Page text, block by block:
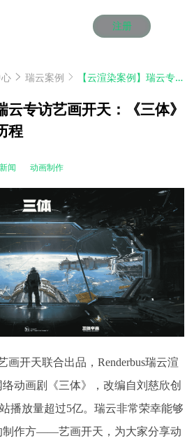
注册
瑞云案例 【云渲染案例】瑞云专访艺画开天：《三体》动画的幕后创作历程
云专访艺画开天：《三体》
程
闻 动画制作
画开天联合出品，Renderbus瑞云渲
动画剧《三体》，改编自刘慈欣创
播放量超过5亿。瑞云非常荣幸能够
制作方——艺画开天，为大家分享动